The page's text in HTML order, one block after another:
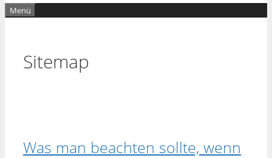
Menü
Sitemap
Was man beachten sollte, wenn